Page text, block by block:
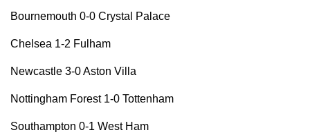
Bournemouth 0-0 Crystal Palace
Chelsea 1-2 Fulham
Newcastle 3-0 Aston Villa
Nottingham Forest 1-0 Tottenham
Southampton 0-1 West Ham